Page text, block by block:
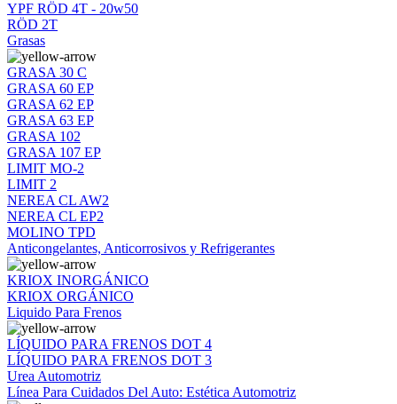
YPF RÖD 4T - 20w50
RÖD 2T
Grasas
GRASA 30 C
GRASA 60 EP
GRASA 62 EP
GRASA 63 EP
GRASA 102
GRASA 107 EP
LIMIT MO-2
LIMIT 2
NEREA CL AW2
NEREA CL EP2
MOLINO TPD
Anticongelantes, Anticorrosivos y Refrigerantes
KRIOX INORGÁNICO
KRIOX ORGÁNICO
Liquido Para Frenos
LÍQUIDO PARA FRENOS DOT 4
LÍQUIDO PARA FRENOS DOT 3
Urea Automotriz
Línea Para Cuidados Del Auto: Estética Automotriz